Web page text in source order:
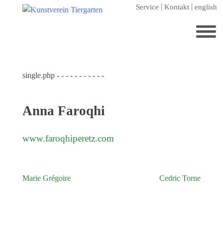
Service Kontakt english
Startseite
Förderer
Jahresgaben
single.php - - - - - - - - - - -
Anna Faroqhi
www.faroqhiperetz.com
Beitragsnavigation
Marie Grégoire Cedric Torne